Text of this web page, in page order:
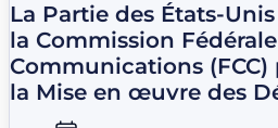
La Partie des États-
la Commission
Communications
la Mise en œuvre des